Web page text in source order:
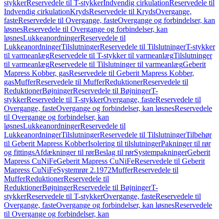
stykkerReservedele til T-stykkerIndvendig cirkulationReservedele til
Indvendig cirkulationKrydsReservedele til KrydsOvergange,
fasteReservedele til Overgange, fasteOvergange og forbindelser, kan
løsnesReservedele til Overgange og forbindelser, kan
løsnesLukkeanordningerReservedele til
LukkeanordningerTilslutningerReservedele til TilslutningerT-stykker
til varmeanlægReservedele til T-stykker til varmeanlægTilslutninger
til varmeanlægReservedele til Tilslutninger til varmeanlægGeberit
Mapress Kobber, gasReservedele til Geberit Mapress Kobber,
gasMufferReservedele til MufferReduktionerReservedele til
ReduktionerBøjningerReservedele til BøjningerT-
stykkerReservedele til T-stykkerOvergange, fasteReservedele til
Overgange, fasteOvergange og forbindelser, kan løsnesReservedele
til Overgange og forbindelser, kan
løsnesLukkeanordningerReservedele til
LukkeanordningerTilslutningerReservedele til TilslutningerTilbehør
til Geberit Mapress KobberIsolering til tilslutningerPakninger til rør
og fittingsAfdækninger til rørBeslag til rørSystempakningerGeberit
Mapress CuNiFeGeberit Mapress CuNiFeReservedele til Geberit
Mapress CuNiFeSystemrør 2.1972MufferReservedele til
MufferReduktionerReservedele til
ReduktionerBøjningerReservedele til BøjningerT-
stykkerReservedele til T-stykkerOvergange, fasteReservedele til
Overgange, fasteOvergange og forbindelser, kan løsnesReservedele
til Overgange og forbindelser, kan